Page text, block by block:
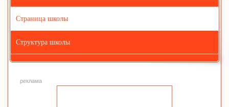
Страница школы
Структура школы
реклама